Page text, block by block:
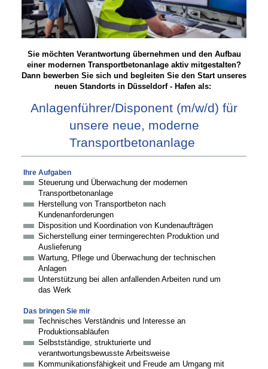
Sie möchten Verantwortung übernehmen und den Aufbau
einer modernen Transportbetonanlage aktiv mitgestalten?
Dann bewerben Sie sich und begleiten Sie den Start unseres
neuen Standorts in Düsseldorf - Hafen als:
Anlagenführer/Disponent (m/w/d) für
unsere neue, moderne
Transportbetonanlage
Ihre Aufgaben
Steuerung und Überwachung der modernen
Transportbetonanlage
Herstellung von Transportbeton nach
Kundenanforderungen
Disposition und Koordination von Kundenaufträgen
Sicherstellung einer termingerechten Produktion und
Auslieferung
Wartung, Pflege und Überwachung der technischen
Anlagen
Unterstützung bei allen anfallenden Arbeiten rund um
das Werk
Das bringen Sie mir
Technisches Verständnis und Interesse an
Produktionsabläufen
Selbstständige, strukturierte und
verantwortungsbewusste Arbeitsweise
Kommunikationsfähigkeit und Freude am Umgang mit